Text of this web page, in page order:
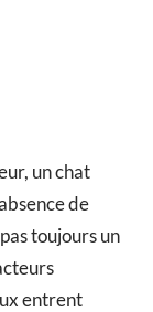
un chat
de
toujours un
entrent